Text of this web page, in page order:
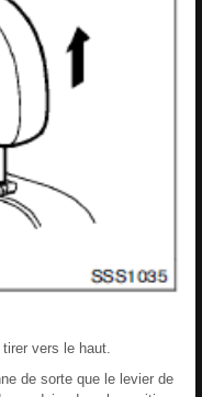
vers le haut.
de sorte que le levier de